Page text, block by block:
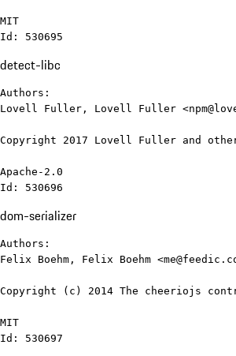
MIT
Id: 530695
detect-libc
Authors:
Lovell Fuller, Lovell Fuller
Copyright 2017 Lovell Fuller and
Apache-2.0
Id: 530696
dom-serializer
Authors:
Felix Boehm, Felix Boehm
Copyright (c) 2014 The cheeriojs
MIT
Id: 530697